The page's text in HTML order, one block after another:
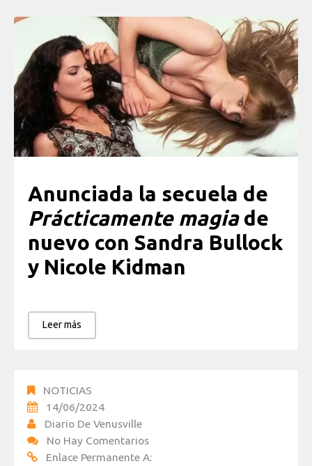
Anunciada la secuela de
Prácticamente magiade
nuevo con Sandra Bullock
y Nicole Kidman
Leer más
NOTICIAS
14/06/2024
Diario De Venusville
No Hay Comentarios
Enlace Permanente A: